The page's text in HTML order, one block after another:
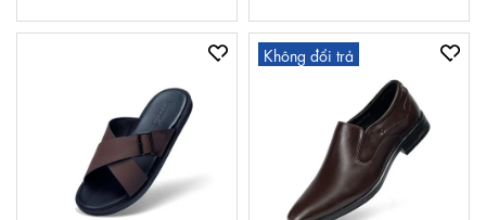
Không đổi trả